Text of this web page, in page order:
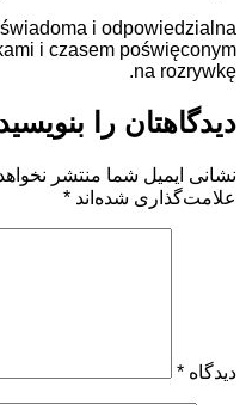
jest świadoma i
wydatkami i czasem
na
را بنویسید
شما منتشر نخواهد شد.
شده‌اند*